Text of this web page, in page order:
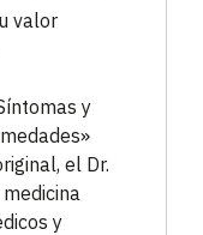
valor
y
el Dr.
y